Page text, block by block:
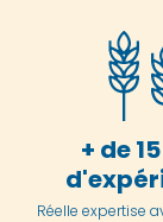
+ de
Réelle expertise